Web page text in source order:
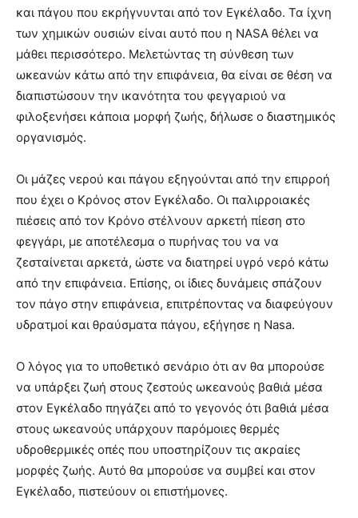
και πάγου που εκρήγνυνται από τον Εγκέλαδο. Τα ίχνη
των χημικών ουσιών είναι αυτό που η NASA θέλει να
μάθει περισσότερο. Μελετώντας τη σύνθεση των
ωκεανών κάτω από την επιφάνεια, θα είναι σε θέση να
διαπιστώσουν την ικανότητα του φεγγαριού να
φιλοξενήσει κάποια μορφή ζωής, δήλωσε ο διαστημικός
οργανισμός.
Οι μάζες νερού και πάγου εξηγούνται από την επιρροή
που έχει ο Κρόνος στον Εγκέλαδο. Οι παλιρροιακές
πιέσεις από τον Κρόνο στέλνουν αρκετή πίεση στο
φεγγάρι, με αποτέλεσμα ο πυρήνας του να να
ζεσταίνεται αρκετά, ώστε να διατηρεί υγρό νερό κάτω
από την επιφάνεια. Επίσης, οι ίδιες δυνάμεις σπάζουν
τον πάγο στην επιφάνεια, επιτρέποντας να διαφεύγουν
υδρατμοί και θραύσματα πάγου, εξήγησε η Nasa.
Ο λόγος για το υποθετικό σενάριο ότι αν θα μπορούσε
να υπάρξει ζωή στους ζεστούς ωκεανούς βαθιά μέσα
στον Εγκέλαδο πηγάζει από το γεγονός ότι βαθιά μέσα
στους ωκεανούς υπάρχουν παρόμοιες θερμές
υδροθερμικές οπές που υποστηρίζουν τις ακραίες
μορφές ζωής. Αυτό θα μπορούσε να συμβεί και στον
Εγκέλαδο, πιστεύουν οι επιστήμονες.